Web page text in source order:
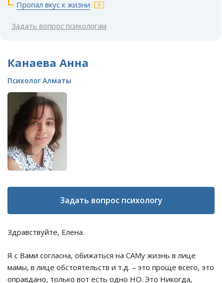
Пропал вкус к жизни
Задать вопрос психологам
Канаева Анна
Психолог Алматы
Задать вопрос психологу
Здравствуйте, Елена.
Я с Вами согласна, обижаться на САМу жизнь в лице
мамы, в лице обстоятельств и т.д. – это проще всего, это
оправдано, только вот есть одно НО. Это Никогда,